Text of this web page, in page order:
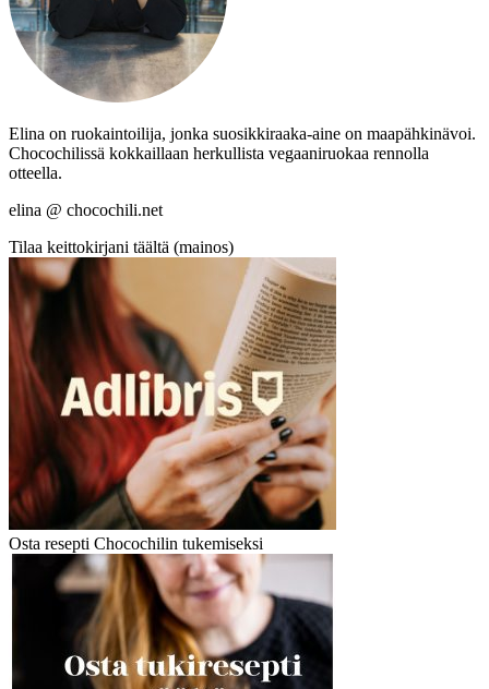
Elina on ruokaintoilija, jonka suosikkiraaka-aine on maapähkinävoi.
Chocochilissä kokkaillaan herkullista vegaaniruokaa rennolla
otteella.
elina @ chocochili.net
Tilaa keittokirjani täältä (mainos)
Osta resepti Chocochilin tukemiseksi